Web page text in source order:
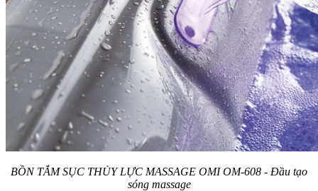
BỒN TẮM SỤC THỦY LỰC MASSAGE OMI OM-608 - Đầu tạo
sóng massage